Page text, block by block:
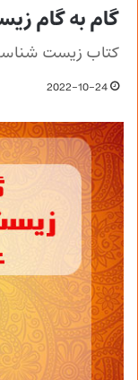
گام به گام
کتاب زیست
2022-10-24